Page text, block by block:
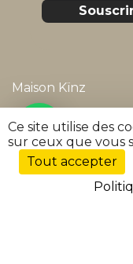
Maison Kïnz
Mentions légales
Politique de
Conditions
Ce site utilise des
sur ceux que vous
Tout accepter